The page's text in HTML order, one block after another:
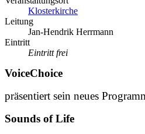
Klosterkirche
Leitung
Jan-Hendrik Herrmann
Eintritt
Eintritt frei
VoiceChoice
präsentiert sein neues
Sounds of Life